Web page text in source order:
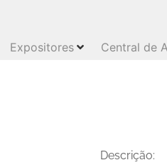
Expositores Central de
Descrição: